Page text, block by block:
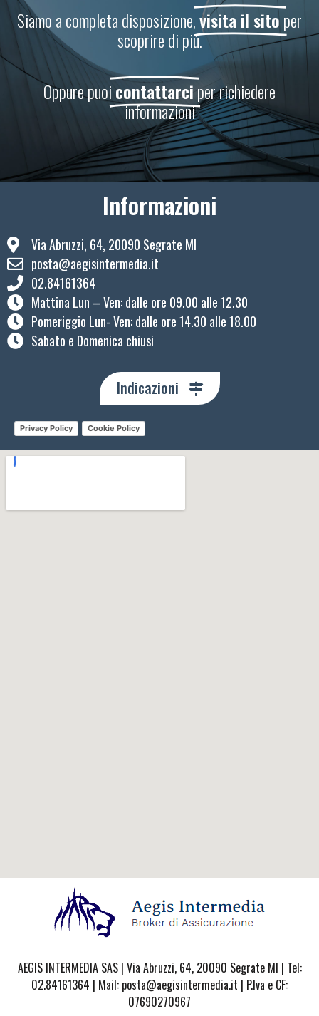
Siamo a completa disposizione,visita il sitoper
scoprire di più.
Oppure puoicontattarciper richiedere
informazioni
Informazioni
Via Abruzzi, 64, 20090 Segrate MI
posta@aegisintermedia.it
02.84161364
Mattina Lun – Ven: ​dalle ore 09.00 alle 12.30
Pomeriggio Lun- Ven: dalle ore 14.30 alle 18.00
Sabato e Domenica chiusi
Indicazioni
Privacy Policy Cookie Policy
AEGIS INTERMEDIA SAS | Via Abruzzi, 64, 20090 Segrate MI | Tel:
02.84161364 | Mail: posta@aegisintermedia.it | P.Iva e CF:
07690270967